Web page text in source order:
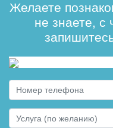
Желаете
не знаете, с